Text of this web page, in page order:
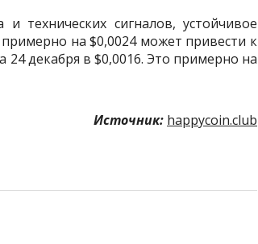
технических сигналов, устойчивое
на $0,0024 может привести к
декабря в $0,0016. Это примерно на
Источник: happycoin.club